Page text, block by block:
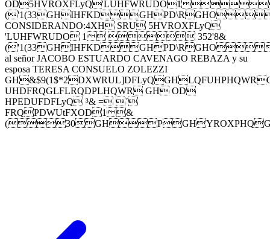
CONSIDERANDO:4XH SRU 5HVROXFLyQ
'LUHFWRUDO 1  352'8&
al señor JACOBO ESTUARDO CAVENAGO REBAZA y su
esposa TERESA CONSUELO ZOLEZZI
UHDFRQGLFLRQDPLHQWR GH OD
HPEDUFDFLyQ ³& = ´
FRQPDWUtFXOD1&